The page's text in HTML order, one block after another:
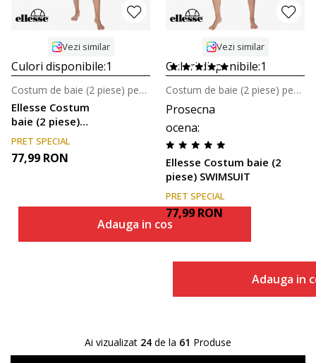
Vezi similar
Culori disponibile:1
Ellesse Costum
baie (2 piese)
SWIMSUIT
Costum de baie (2 piese) pentru femei
PRET SPECIAL
77,99 RON
Adauga in cos
Vezi similar
Culori disponibile:1
Prosecna
ocena:
Ellesse Costum baie (2
piese) SWIMSUIT
Costum de baie (2 piese) pentru femei
PRET SPECIAL
77,99 RON
Adauga in
Ai vizualizat 24 de la 61 Produse